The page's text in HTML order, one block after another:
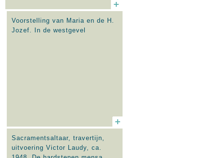
Voorstelling van Maria en de H.
Jozef. In de westgevel
Sacramentsaltaar, travertijn,
uitvoering Victor Laudy, ca.